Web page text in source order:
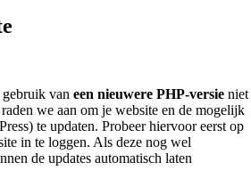
van een nieuwere PHP-versie niet
we aan om je website en de mogelijk
te updaten. Probeer hiervoor eerst op
in te loggen. Als deze nog wel
de updates automatisch laten